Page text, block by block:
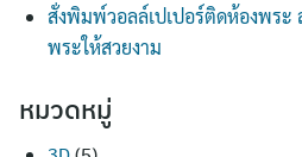
สั่งพิมพ์วอลล์เปเปอร์ติดห้องพร
พระให้สวยงาม
หมวดหมู่